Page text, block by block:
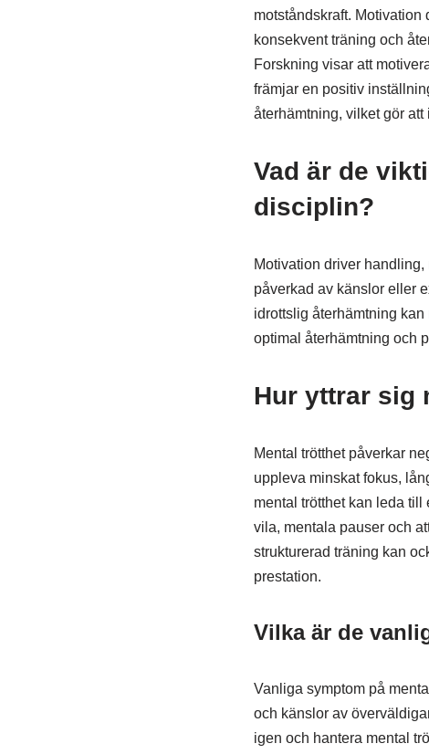
motståndskraft.
konsekvent träning och
Forskning visar att
främjar en positiv
återhämtning, vilket gör
Vad är de
disciplin?
Motivation driver
påverkad av känslor eller
idrottslig återhämtning
optimal återhämtning och
Hur yttrar sig
Mental trötthet påverkar
uppleva minskat fokus,
mental trötthet kan leda
vila, mentala pauser och
strukturerad träning kan
prestation.
Vilka är de
Vanliga symptom på
och känslor av
igen och hantera mental